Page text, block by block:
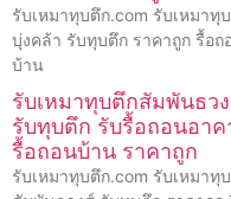
รับเหมาทุบตึก.com รับเหมาทุ
บุ่งคล้า รับทุบตึก ราคาถูก รื้อถ
บ้าน
รับเหมาทุบตึกสัมพันธว
รับทุบตึก รับรื้อถอนอาค
รื้อถอนบ้าน ราคาถูก
รับเหมาทุบตึก.com รับเหมาทุ